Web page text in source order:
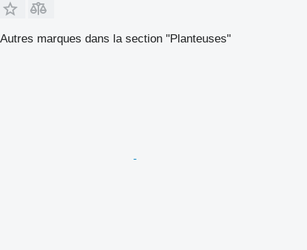
Autres marques dans la section "Planteuses"